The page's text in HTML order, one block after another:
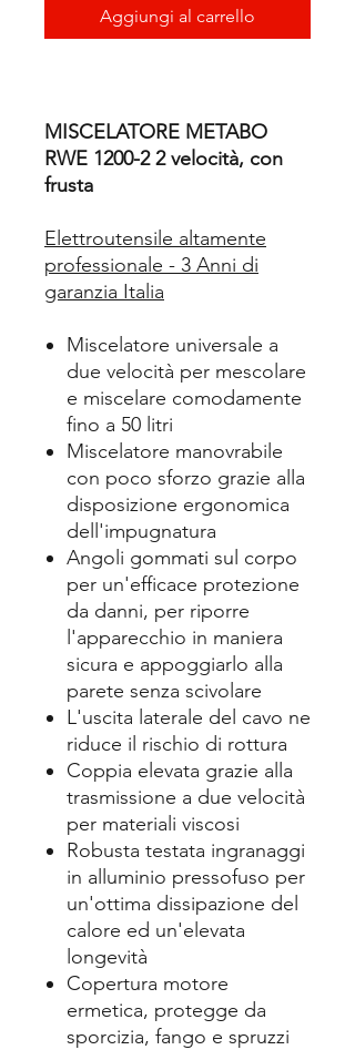
Aggiungi al carrello
MISCELATORE METABO
RWE 1200-2 2 velocità, con
frusta
Elettroutensile altamente
professionale - 3 Anni di
garanzia Italia
Miscelatore universale a
due velocità per mescolare
e miscelare comodamente
fino a 50 litri
Miscelatore manovrabile
con poco sforzo grazie alla
disposizione ergonomica
dell'impugnatura
Angoli gommati sul corpo
per un'efficace protezione
da danni, per riporre
l'apparecchio in maniera
sicura e appoggiarlo alla
parete senza scivolare
L'uscita laterale del cavo ne
riduce il rischio di rottura
Coppia elevata grazie alla
trasmissione a due velocità
per materiali viscosi
Robusta testata ingranaggi
in alluminio pressofuso per
un'ottima dissipazione del
calore ed un'elevata
longevità
Copertura motore
ermetica, protegge da
sporcizia, fango e spruzzi